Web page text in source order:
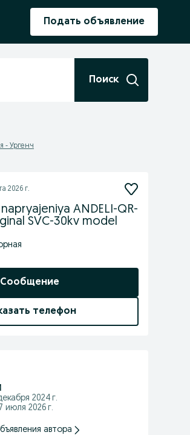
Подать объявление
Поиск
- Ургенч
2026 г.
napryajeniya ANDELI-QR-
SVC-30kv model
Сообщение
телефон
2024 г.
июля 2026 г.
автора